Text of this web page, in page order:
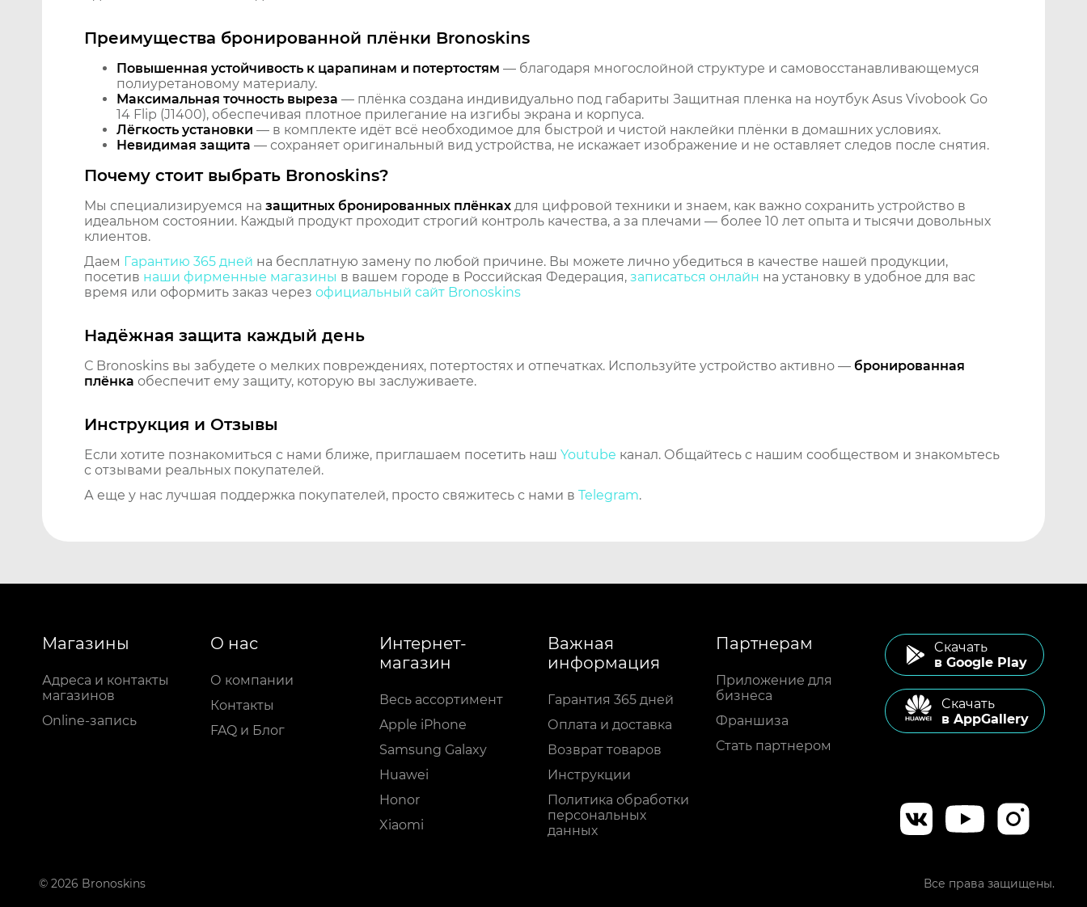
Преимущества бронированной плёнки Bronoskins
Повышенная устойчивость к царапинам и потертостям — благодаря многослойной структуре и самовосстанавливающемуся
полиуретановому материалу.
Максимальная точность выреза — плёнка создана индивидуально под габариты Защитная пленка на ноутбук Asus Vivobook Go
14 Flip (J1400), обеспечивая плотное прилегание на изгибы экрана и корпуса.
Лёгкость установки — в комплекте идёт всё необходимое для быстрой и чистой наклейки плёнки в домашних условиях.
Невидимая защита — сохраняет оригинальный вид устройства, не искажает изображение и не оставляет следов после снятия.
Почему стоит выбрать Bronoskins?
Мы специализируемся на защитных бронированных плёнках для цифровой техники и знаем, как важно сохранить устройство в
идеальном состоянии. Каждый продукт проходит строгий контроль качества, а за плечами — более 10 лет опыта и тысячи довольных
клиентов.
Даем Гарантию 365 дней на бесплатную замену по любой причине. Вы можете лично убедиться в качестве нашей продукции,
посетив наши фирменные магазины в вашем городе в Российская Федерация, записаться онлайн на установку в удобное для вас
время или оформить заказ через официальный сайт Bronoskins
Надёжная защита каждый день
С Bronoskins вы забудете о мелких повреждениях, потертостях и отпечатках. Используйте устройство активно — бронированная
плёнка обеспечит ему защиту, которую вы заслуживаете.
Инструкция и Отзывы
Если хотите познакомиться с нами ближе, приглашаем посетить наш Youtube канал. Общайтесь с нашим сообществом и знакомьтесь
с отзывами реальных покупателей.
А еще у нас лучшая поддержка покупателей, просто свяжитесь с нами в Telegram.
Магазины
Адреса и контакты
магазинов
Online-запись
О нас
О компании
Контакты
FAQ и Блог
Интернет-
магазин
Весь ассортимент
Apple iPhone
Samsung Galaxy
Huawei
Honor
Xiaomi
Важная
информация
Гарантия 365 дней
Оплата и доставка
Возврат товаров
Инструкции
Политика обработки
персональных
данных
Партнерам
Приложение для
бизнеса
Франшиза
Стать партнером
Cкачать
в Google Play
Cкачать
в AppGallery
© 2026 Bronoskins Все права защищены.